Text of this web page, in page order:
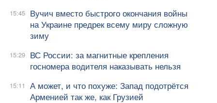
15:45 Вучич вместо быстрого окончания войны
на Украине предрек всему миру сложную
зиму
15:29 ВС России: за магнитные крепления
госномера водителя наказывать нельзя
15:11
А может, и что похуже: Запад подотрётся
Арменией так же, как Грузией